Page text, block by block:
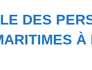
DES
À